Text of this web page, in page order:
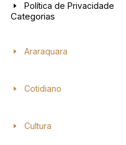
Política de Privacidade
Categorias
Araraquara
Cotidiano
Cultura